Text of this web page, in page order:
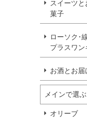
スイーツ
菓子
ローソク･
プラスワン
お酒とお届
メインで選ぶ
オリーブ